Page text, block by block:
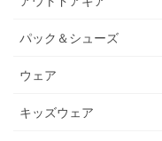
パック＆シューズ
ウェア
キッズウェア